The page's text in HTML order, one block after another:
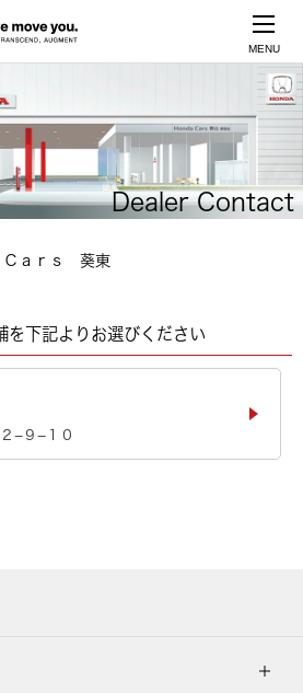
MENU
Dealer Contact
ａｒｓ 葵東
を下記よりお選びください
−９−１０